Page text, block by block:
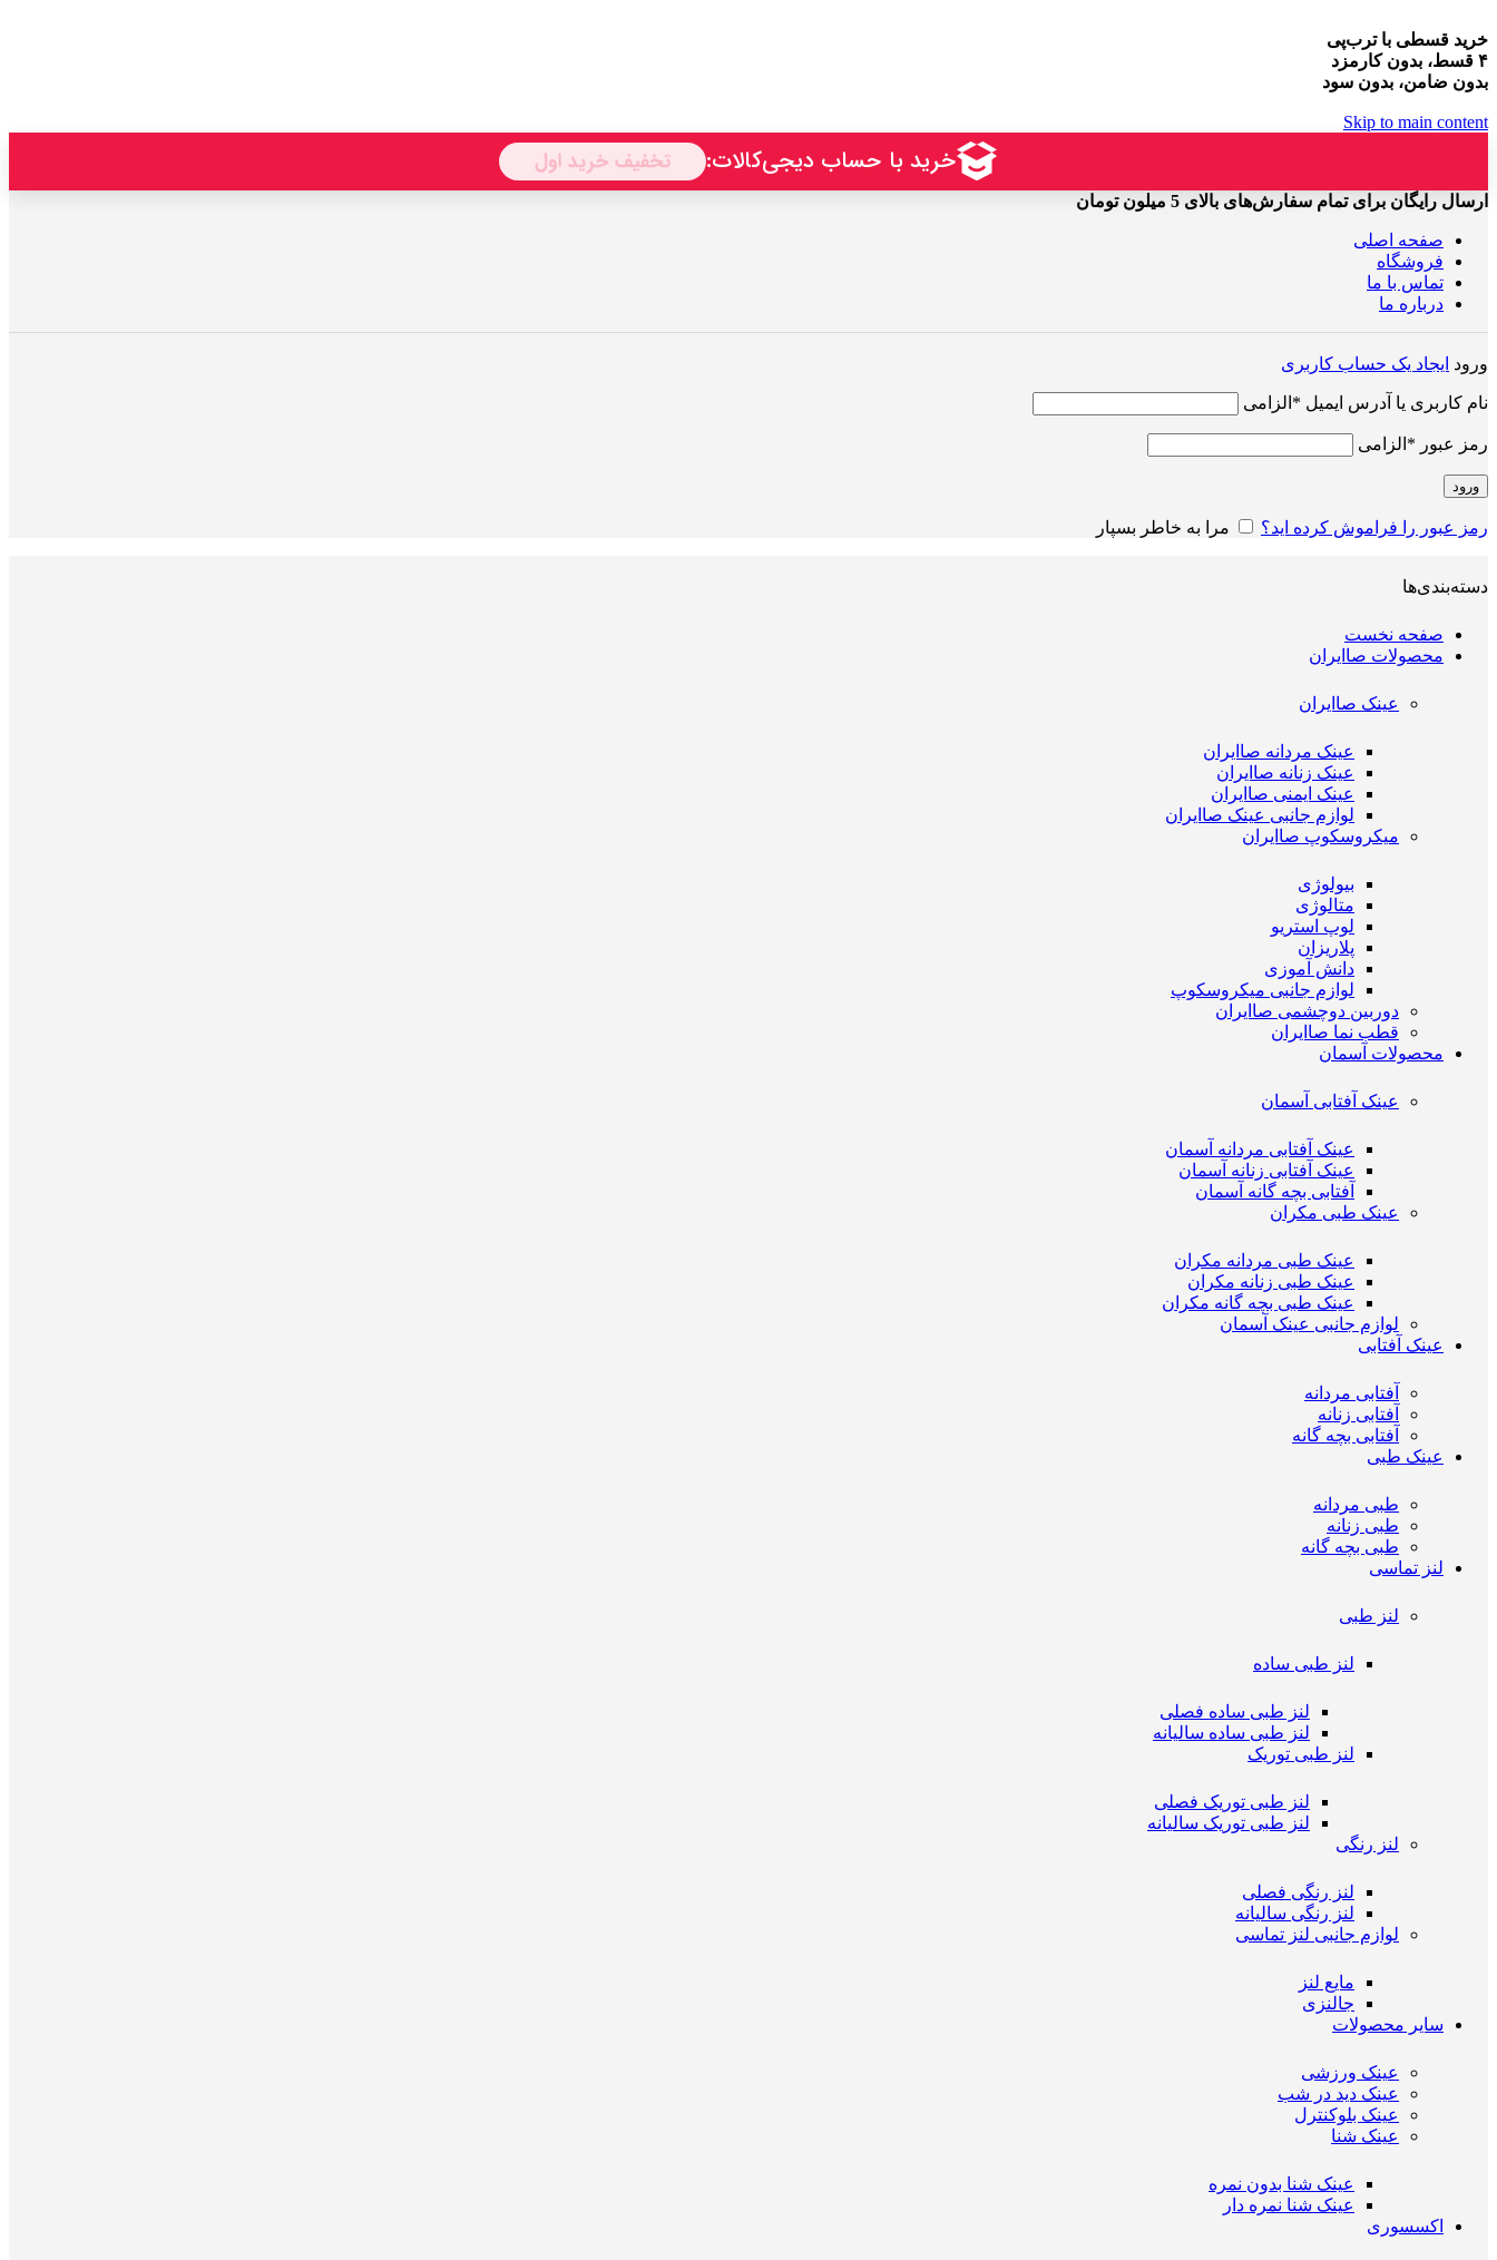
خرید قسطی با ترب‌پی
۴ قسط، بدون کارمزد
بدون ضامن، بدون سود
Skip to main content
ارسال رایگان برای تمام سفارش‌های بالای 5 میلون تومان
صفحه اصلی
فروشگاه
تماس با ما
درباره ما
ورود ایجاد یک حساب کاربری
نام کاربری یا آدرس ایمیل * الزامی
رمز عبور * الزامی
ورود
رمز عبور را فراموش کرده اید؟ مرا به خاطر بسپار
دسته‌بندی‌ها
صفحه نخست
محصولات صاایران
عینک صاایران
عینک مردانه صاایران
عینک زنانه صاایران
عینک ایمنی صاایران
لوازم جانبی عینک صاایران
میکروسکوپ صاایران
بیولوژی
متالوژی
لوپ استریو
پلاریزان
دانش آموزی
لوازم جانبی میکروسکوپ
دوربین دوچشمی صاایران
قطب نما صاایران
محصولات آسمان
عینک آفتابی آسمان
عینک آفتابی مردانه آسمان
عینک آفتابی زنانه آسمان
آفتابی بچه گانه آسمان
عینک طبی مکران
عینک طبی مردانه مکران
عینک طبی زنانه مکران
عینک طبی بچه گانه مکران
لوازم جانبی عینک آسمان
عینک آفتابی
آفتابی مردانه
آفتابی زنانه
آفتابی بچه گانه
عینک طبی
طبی مردانه
طبی زنانه
طبی بچه گانه
لنز تماسی
لنز طبی
لنز طبی ساده
لنز طبی ساده فصلی
لنز طبی ساده سالیانه
لنز طبی توریک
لنز طبی توریک فصلی
لنز طبی توریک سالیانه
لنز رنگی
لنز رنگی فصلی
لنز رنگی سالیانه
لوازم جانبی لنز تماسی
مایع لنز
جالنزی
سایر محصولات
عینک ورزشی
عینک دید در شب
عینک بلوکنترل
عینک شنا
عینک شنا بدون نمره
عینک شنا نمره دار
اکسسوری